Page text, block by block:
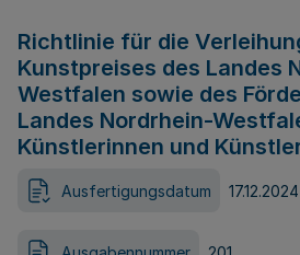
Richtlinie für die
Kunstpreises des Landes
Westfalen sowie des
Landes Nordrhein-
Künstlerinnen und
Ausfertigungsdatum 17.12.2024